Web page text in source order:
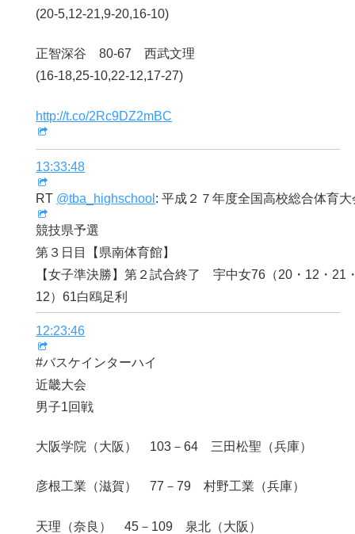
(20-5,12-21,9-20,16-10)
正智深谷 80-67 西武文理
(16-18,25-10,22-12,17-27)
http://t.co/2Rc9DZ2mBC
13:33:48
RT @tba_highschool : 平成２７年度全国高校総合体育
競技県予選
第３日目【県南体育館】
【女子準決勝】第２試合終了 宇中女76（20・12・21
12）61白鴎足利
12:23:46
#バスケインターハイ
近畿大会
男子1回戦
大阪学院（大阪） 103－64 三田松聖（兵庫）
彦根工業（滋賀） 77－79 村野工業（兵庫）
天理（奈良） 45－109 泉北（大阪）